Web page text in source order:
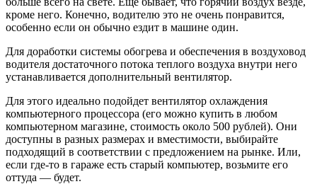
кроме него. Конечно, водителю это не очень понравится,
особенно если он обычно ездит в машине один.
Для доработки системы обогрева и обеспечения в воздуховод
водителя достаточного потока теплого воздуха внутри него
устанавливается дополнительный вентилятор.
Для этого идеально подойдет вентилятор охлаждения
компьютерного процессора (его можно купить в любом
компьютерном магазине, стоимость около 500 рублей). Они
доступны в разных размерах и вместимости, выбирайте
подходящий в соответствии с предложением на рынке. Или,
если где-то в гараже есть старый компьютер, возьмите его
оттуда — будет.